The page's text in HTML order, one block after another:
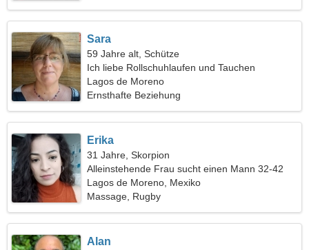
Sara
59 Jahre alt, Schütze
Ich liebe Rollschuhlaufen und Tauchen
Lagos de Moreno
Ernsthafte Beziehung
Erika
31 Jahre, Skorpion
Alleinstehende Frau sucht einen Mann 32-42
Lagos de Moreno, Mexiko
Massage, Rugby
Alan